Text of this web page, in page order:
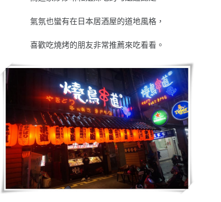
氣氛也蠻有在日本居酒屋的道地風格，
喜歡吃燒烤的朋友非常推薦來吃看看。